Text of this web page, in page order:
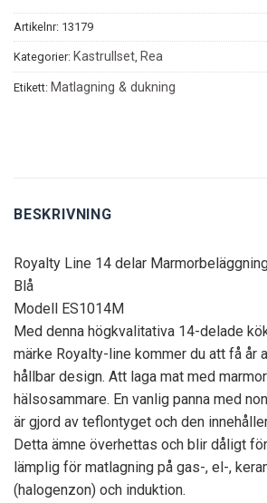
Artikelnr: 13179
Kategorier: Kastrullset, Rea
Etikett: Matlagning & dukning
BESKRIVNING
Royalty Line 14 delar
Blå
Modell ES1014M
Med denna högkvalitativa 14-delade
märke Royalty-line kommer du att få år
hållbar design. Att laga mat med
hälsosammare. En vanlig panna med
är gjord av teflontyget och den
Detta ämne överhettas och blir dåligt
lämplig för matlagning på gas-, el-,
(halogenzon) och induktion.